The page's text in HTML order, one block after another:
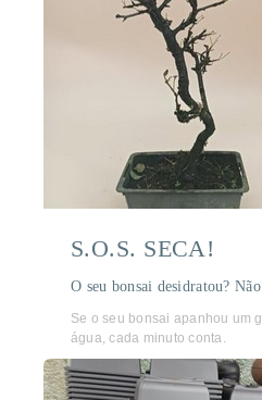
S.O.S. SECA!
O seu bonsai desidratou?
Se o seu bonsai apanhou um
água, cada minuto conta.